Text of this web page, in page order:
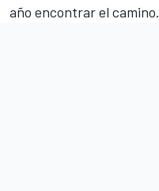
año encontrar el camino.